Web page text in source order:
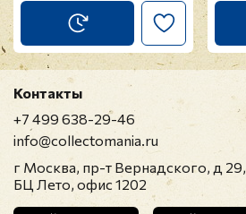
Контакты
+7 499 638-29-46
info@collectomania.ru
г Москва, пр-т Вернадского, д 29,
БЦ Лето, офис 1202